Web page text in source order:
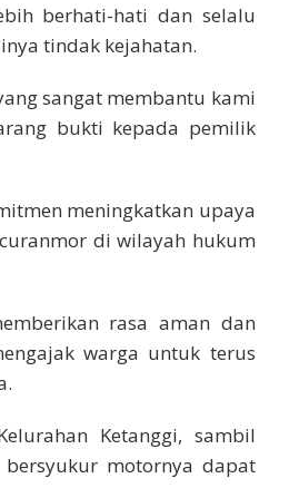
berhati-hati dan selalu
tindak kejahatan.
sangat membantu kami
bukti kepada pemilik
meningkatkan upaya
di wilayah hukum
rasa aman dan
warga untuk terus
Ketanggi, sambil
motornya dapat